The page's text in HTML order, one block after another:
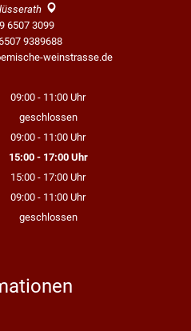
6507 3099
9389688
weinstrasse.de
09:00 - 11:00 Uhr
Von 09:00 bis 11:00 Uhr
geschlossen
09:00 - 11:00 Uhr
Von 09:00 bis 11:00 Uhr
15:00- 17:00Uhr
Von 15:00 bis 17:00 Uhr
15:00 - 17:00 Uhr
Von 15:00 bis 17:00 Uhr
09:00 - 11:00 Uhr
Von 09:00 bis 11:00 Uhr
geschlossen